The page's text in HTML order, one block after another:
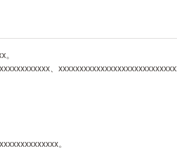
、
。